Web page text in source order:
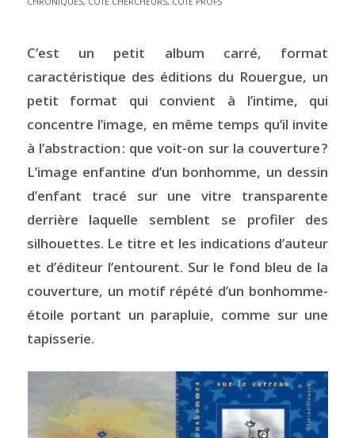
C’est un petit album carré, format
caractéristique des éditions du Rouergue, un
petit format qui convient à l’intime, qui
concentre l’image, en même temps qu’il invite
à l’abstraction : que voit-on sur la couverture ?
L’image enfantine d’un bonhomme, un dessin
d’enfant tracé sur une vitre transparente
derrière laquelle semblent se profiler des
silhouettes. Le titre et les indications d’auteur
et d’éditeur l’entourent. Sur le fond bleu de la
couverture, un motif répété d’un bonhomme-
étoile portant un parapluie, comme sur une
tapisserie.